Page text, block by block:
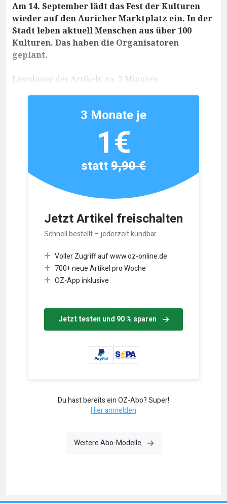
Am 14. September lädt das Fest der Kulturen
wieder auf den Auricher Marktplatz ein. In der
Stadt leben aktuell Menschen aus über 100
Kulturen. Das haben die Organisatoren
geplant.
Lesedauer des Artikels: ca. 3 Minuten
Jetzt Artikel freischalten
Schnell bestellt – jederzeit kündbar.
Voller Zugriff auf www.oz-online.de
700+ neue Artikel pro Woche
OZ-App inklusive
Jetzt testen und 90 % sparen
3 Monate je
1€
statt9,90 €
Du hast bereits ein OZ-Abo? Super!
Hier anmelden
Weitere Abo-Modelle